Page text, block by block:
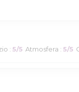
: 5/5 Atmosfera : 5/5